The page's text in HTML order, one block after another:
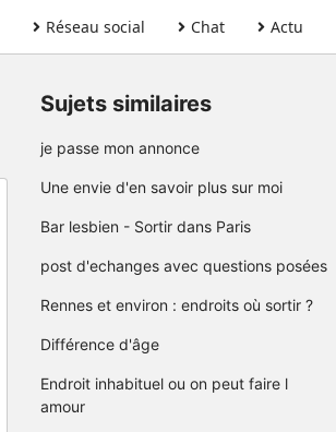
Réseau social Chat Actu
Sujets similaires
je passe mon annonce
Une envie d'en savoir plus sur moi
Bar lesbien - Sortir dans Paris
post d'echanges avec questions posées
Rennes et environ : endroits où sortir ?
Différence d'âge
Endroit inhabituel ou on peut faire l
amour